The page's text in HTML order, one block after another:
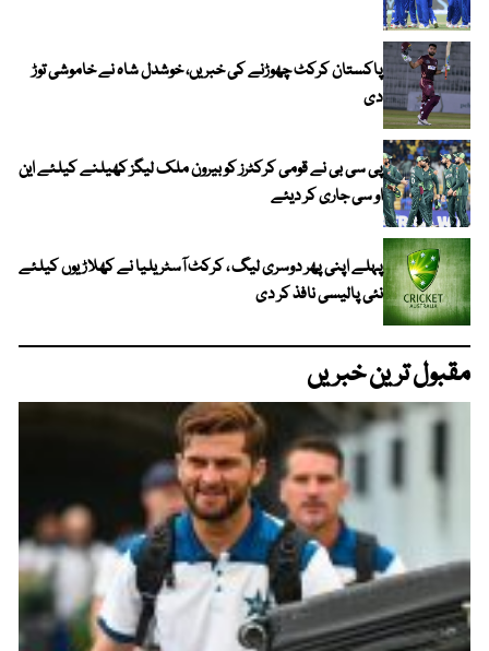
پاکستان کرکٹ چھوڑنے کی خبریں، خوشدل شاہ نے خاموشی توڑ
دی
پی سی بی نے قومی کرکٹرز کو بیرون ملک لیگز کھیلنے کیلئے این
او سی جاری کر دیئے
پہلے اپنی پھر دوسری لیگ ، کرکٹ آسٹریلیا نے کھلاڑیوں کیلئے
نئی پالیسی نافذ کر دی
مقبول ترین خبریں